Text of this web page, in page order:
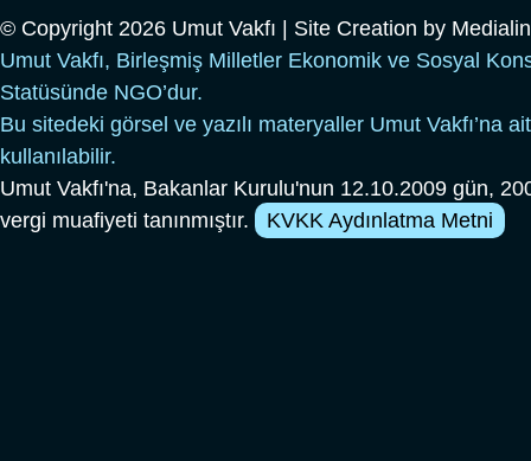
© Copyright 2026 Umut Vakfı | Site Creation by
Umut Vakfı, Birleşmiş Milletler Ekonomik ve Sosyal
Statüsünde NGO’dur.
Bu sitedeki görsel ve yazılı materyaller Umut Vakfı’na
kullanılabilir.
Umut Vakfı'na, Bakanlar Kurulu'nun 12.10.2009 gün,
vergi muafiyeti tanınmıştır.
KVKK Aydınlatma Metni